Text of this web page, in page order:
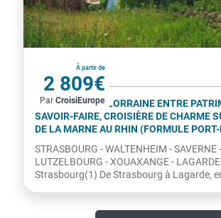
À partir de
2 809€
par personne
Par CroisiEurope
France
L'ALSACE ET LA LORRAINE ENTRE
SAVOIR-FAIRE, CROISIÈRE DE CHARME
DE LA MARNE AU RHIN (FORMULE
STRASBOURG - WALTENHEIM - SAVERNE -
LUTZELBOURG - XOUAXANGE -
Strasbourg(1) De Strasbourg à Lagarde, embarquez